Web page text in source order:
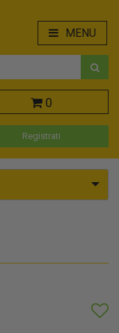
MENU
0
Registrati